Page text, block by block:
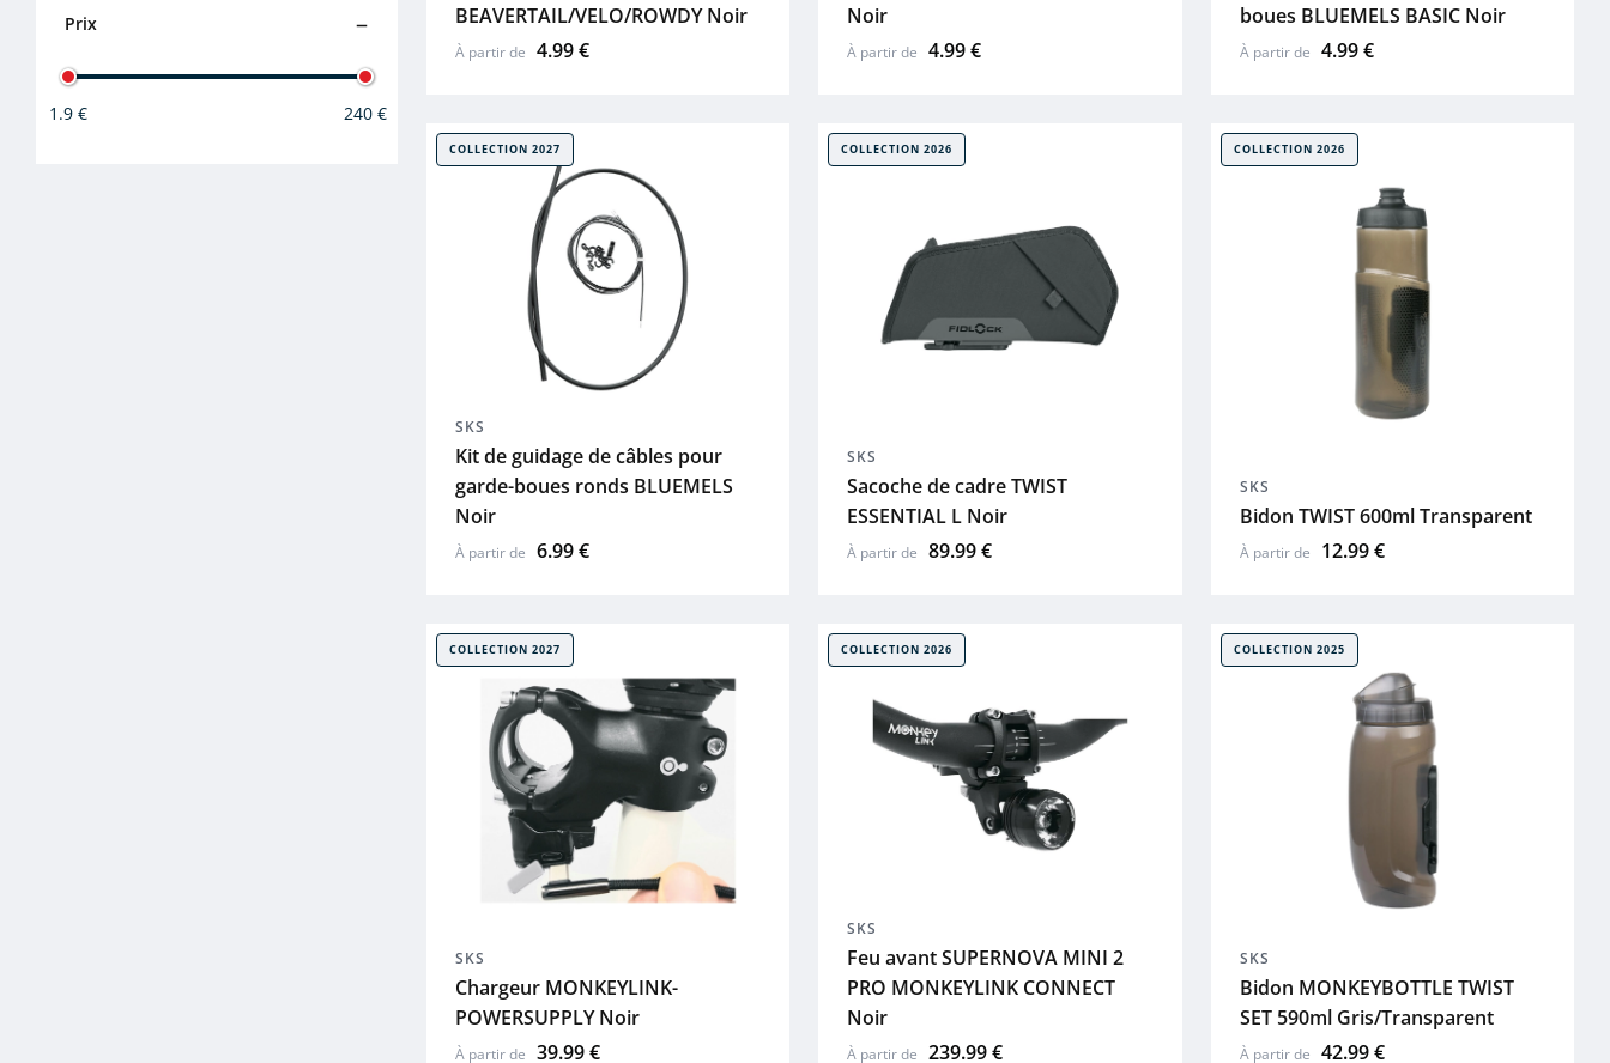
Prix
1.9 € 240 €
BEAVERTAIL/VELO/ROWDY Noir
À partir de 4.99 €
Noir
À partir de 4.99 €
boues BLUEMELS BASIC Noir
À partir de 4.99 €
COLLECTION 2027
SKS
Kit de guidage de câbles pour
garde-boues ronds BLUEMELS
Noir
À partir de 6.99 €
COLLECTION 2026
SKS
Sacoche de cadre TWIST
ESSENTIAL L Noir
À partir de 89.99 €
COLLECTION 2026
SKS
Bidon TWIST 600ml Transparent
À partir de 12.99 €
COLLECTION 2027
SKS
Chargeur MONKEYLINK-
POWERSUPPLY Noir
À partir de 39.99 €
COLLECTION 2026
SKS
Feu avant SUPERNOVA MINI 2
PRO MONKEYLINK CONNECT
Noir
À partir de 239.99 €
COLLECTION 2025
SKS
Bidon MONKEYBOTTLE TWIST
SET 590ml Gris/Transparent
À partir de 42.99 €